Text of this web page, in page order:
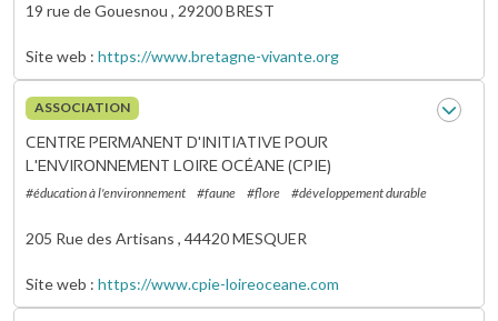
19 rue de Gouesnou , 29200BREST
Site web https://www.bretagne-vivante.org
ASSOCIATION
CENTRE PERMANENT D'INITIATIVE POUR
L'ENVIRONNEMENT LOIRE OCÉANE (CPIE)
#éducation à l'environnement #faune #flore #développement durable
205 Rue des Artisans , 44420MESQUER
Site web https://www.cpie-loireoceane.com